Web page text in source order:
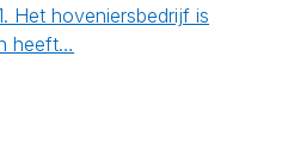
Het hoveniersbedrijf is
heeft…